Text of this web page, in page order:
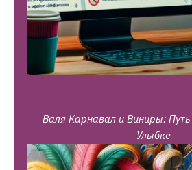
Валя Карнавал и Виниры:
Улыбке